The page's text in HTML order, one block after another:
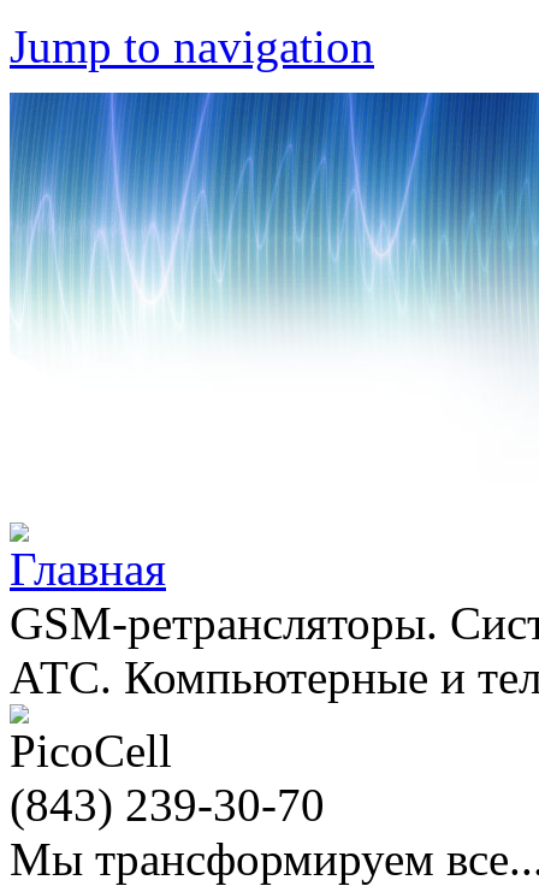
Jump to navigation
GSM-ретрансляторы.
АТС. Компьютерные и
(843) 239-30-70
Мы трансформируем